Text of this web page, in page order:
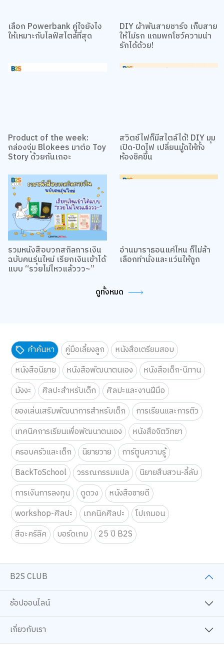
เลือก Powerbank คู่ใจยังไง
ให้เหมาะกับไลฟ์สไตล์ที่สุด
DIY ผ้าพันสายชาร์จ เก็บสาย
ให้ไม่รก แถมพกโชว์ความน่า
รักได้ด้วย!
Product of the week:
กล่องจุ่ม Blokees มาต่อ Toy
Story ด้วยกันเถอะ
สวิตช์ไฟก็มีสไตล์ได้! DIY มุม
เปิด-ปิดไฟ เปลี่ยนมู้ดให้ทั้ง
ห้องชิคขึ้น
รวมหนังสือบวกสกิลการเงิน
ฉบับคนรุ่นใหม่ เรียกเงินเข้าได้
แบบ “รวยไม่ไหวแล้ววว~”
อ่านมาราธอนแค่ไหน ก็ไม่ล้า
เลือกท่านั่งและแว่นให้ถูก
ดูทั้งหมด
คำค้นหา คู่มือเลี้ยงลูก
หนังสือเตรียมสอบ
หนังสือนิยาย
หนังสือพัฒนาตนเอง
หนังสือเด็ก-นิทาน
มังงะ
ศิลปะสำหรับเด็ก
ศิลปะและงานฝีมือ
ของเล่นเสริมพัฒนาการสำหรับเด็ก
การเรียนและการติว
เทคนิคการเรียนเพื่อพัฒนาตนเอง
หนังสือจิตวิทยา
ครอบครัวและเด็ก
นิยายวาย
การ์ตูนความรู้
BackToSchool
วรรณกรรมแปล
นิยายสืบสวน-ลี้ลับ
การเงินการลงทุน
ดูดวง
หนังสือขายดี
workshop-ศิลปะ
เทคนิคศิลปะ
โปเกมอน
สีอะคริลิค
บอร์ดเกม 25 ปี B2S
B2S CLUB
ช้อปออนไลน์
เกี่ยวกับเรา